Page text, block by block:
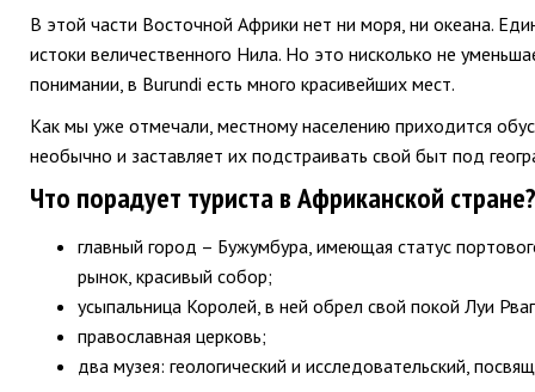
В этой части Восточной Африки нет ни моря, ни океана.
истоки величественного Нила. Но это нисколько не
понимании, в Burundi есть много красивейших мест.
Как мы уже отмечали, местному населению приходится
необычно и заставляет их подстраивать свой быт под
Что порадует туриста в Африканской стране?
главный город – Бужумбура, имеющая статус
рынок, красивый собор;
усыпальница Королей, в ней обрел свой покой Луи
православная церковь;
два музея: геологический и исследовательский,